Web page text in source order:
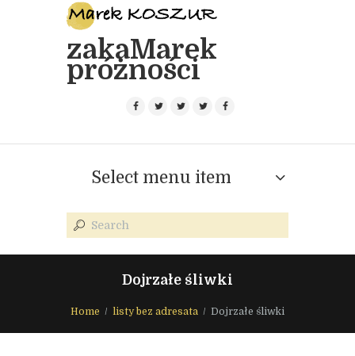
zakaMarek
próżności
Select menu item
Dojrzałe śliwki
Home listy bez adresata Dojrzałe śliwki